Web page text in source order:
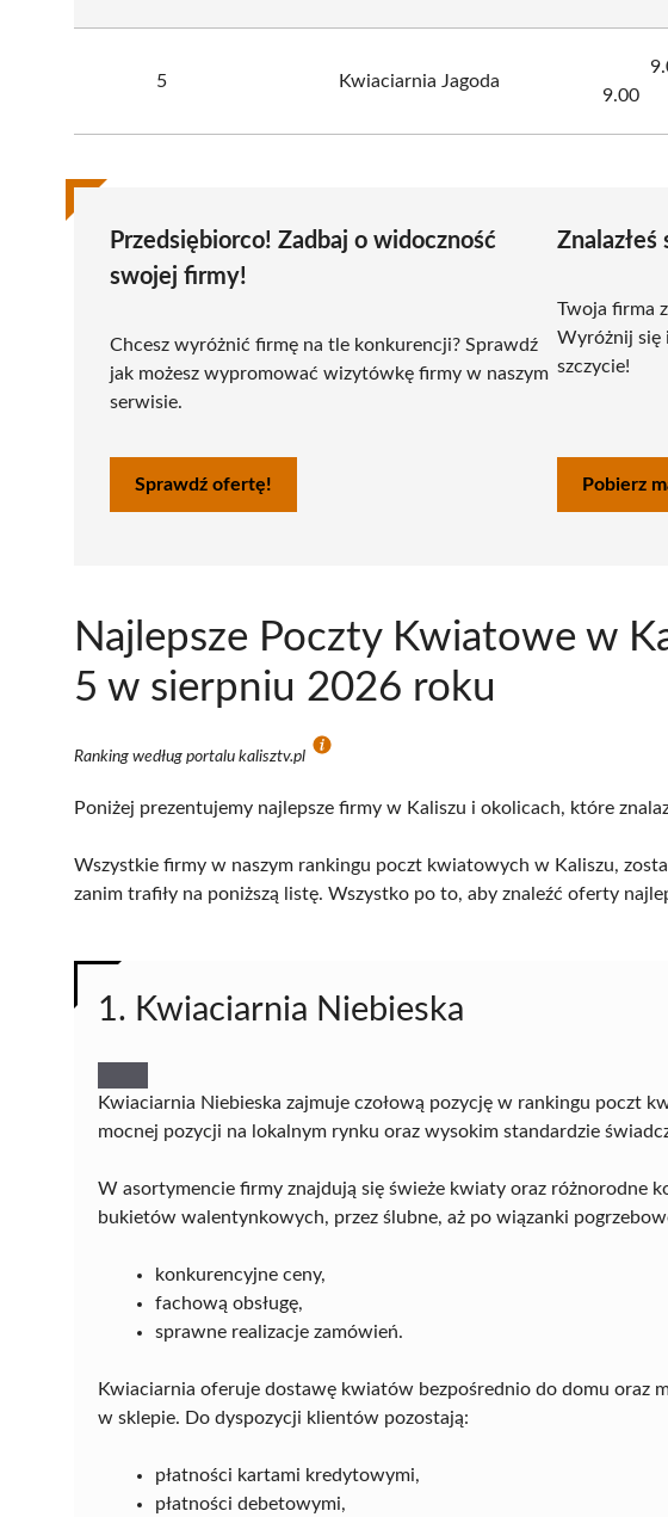
5 Kwiaciarnia Jagoda
9.00
Przedsiębiorco! Zadbaj o widoczność
swojej firmy!
Chcesz wyróżnić firmę na tle konkurencji? Sprawdź
jak możesz wypromować wizytówkę firmy w naszym
serwisie.
Sprawdź ofertę!
Twoja firma
Wyróżnij się
szczycie!
Pobierz
Najlepsze Poczty Kwiatowe w
5 w sierpniu 2026 roku
Ranking według portalu kalisztv.pl
Poniżej prezentujemy najlepsze firmy w Kaliszu i okolicach, które
Wszystkie firmy w naszym rankingu poczt kwiatowych w Kaliszu,
zanim trafiły na poniższą listę. Wszystko po to, aby znaleźć oferty
1. Kwiaciarnia Niebieska
Kwiaciarnia Niebieska zajmuje czołową pozycję w rankingu poczt
mocnej pozycji na lokalnym rynku oraz wysokim standardzie
W asortymencie firmy znajdują się świeże kwiaty oraz różnorodne
bukietów walentynkowych, przez ślubne, aż po wiązanki
konkurencyjne ceny,
fachową obsługę,
sprawne realizacje zamówień.
Kwiaciarnia oferuje dostawę kwiatów bezpośrednio do domu oraz
w sklepie. Do dyspozycji klientów pozostają:
płatności kartami kredytowymi,
płatności debetowymi,